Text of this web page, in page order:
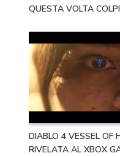
QUESTA VOLTA
DIABLO 4 VESSEL OF
RIVELATA AL XBOX